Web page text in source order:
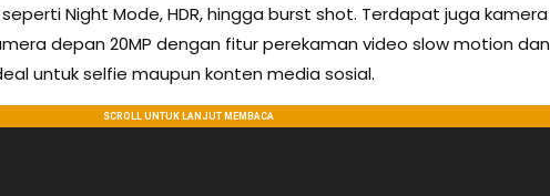
Night Mode, HDR, hingga burst shot. Terdapat juga kamera
depan 20MP dengan fitur perekaman video slow motion dan
untuk selfie maupun konten media sosial.